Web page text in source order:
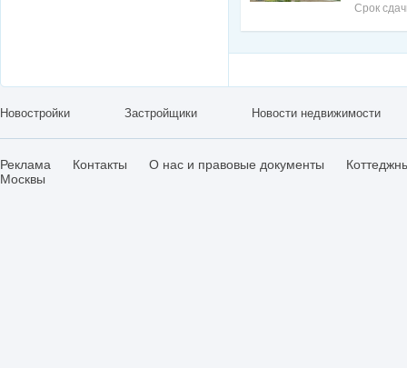
Срок
Новостройки Застройщики Новости недвижимости
Реклама Контакты О нас и правовые документы
Москвы